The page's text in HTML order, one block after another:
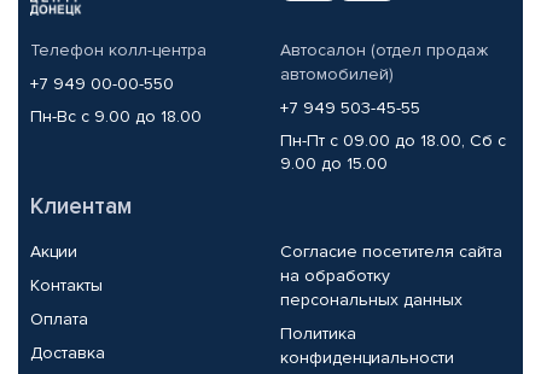
Телефон колл-центра
+7 949 00-00-550
Пн-Вс с 9.00 до 18.00
Автосалон (отдел продаж
автомобилей)
+7 949 503-45-55
Пн-Пт с 09.00 до 18.00, Сб с
9.00 до 15.00
Клиентам
Акции
Контакты
Оплата
Доставка
Согласие посетителя сайта
на обработку
персональных данных
Политика
конфиденциальности